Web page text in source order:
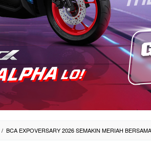
/ BCA EXPOVERSARY 2026 SEMAKIN MERIAH